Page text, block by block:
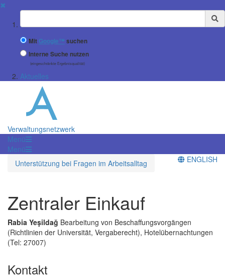
✖
Suchbegriff
Mit Google™ suchen
Interne Suche nutzen
(eingeschränkte Ergebnisqualität)
Aktuelles
Verwaltungsnetzwerk
Menü
Menü
Unterstützung bei Fragen im Arbeitsalltag
ENGLISH
Zentraler Einkauf
Rabia Yeşildağ Bearbeitung von Beschaffungsvorgängen
(Richtlinien der Universität, Vergaberecht), Hotelübernachtungen
(Tel: 27007)
Kontakt